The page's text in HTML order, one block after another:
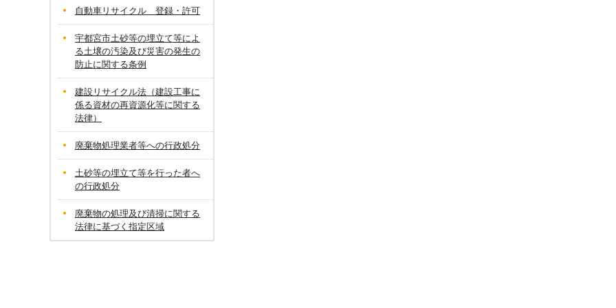
自動車リサイクル 登録・許可
宇都宮市土砂等の埋立て等によ
る土壌の汚染及び災害の発生の
防止に関する条例
建設リサイクル法（建設工事に
係る資材の再資源化等に関する
法律）
廃棄物処理業者等への行政処分
土砂等の埋立て等を行った者へ
の行政処分
廃棄物の処理及び清掃に関する
法律に基づく指定区域